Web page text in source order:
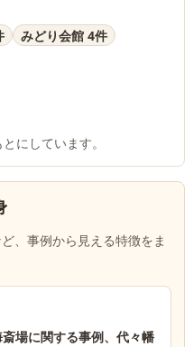
みどり会館 4件
にしています。
、事例から見える特徴をま
場に関する事例、代々幡